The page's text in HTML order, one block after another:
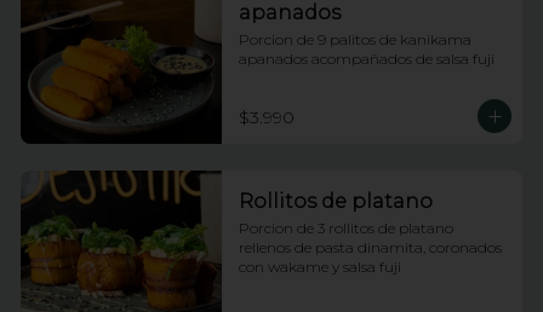
apanados
Porcion de 9 palitos de kanikama
apanados acompañados de salsa fuji
$3.990
Rollitos de platano
Porcion de 3 rollitos de platano
rellenos de pasta dinamita, coronados
con wakame y salsa fuji